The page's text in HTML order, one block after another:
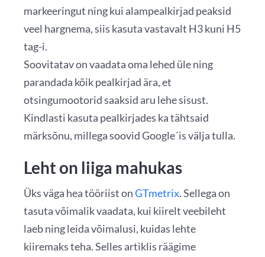
markeeringut ning kui alampealkirjad peaksid
veel hargnema, siis kasuta vastavalt H3 kuni H5
tag-i.
Soovitatav on vaadata oma lehed üle ning
parandada kõik pealkirjad ära, et
otsingumootorid saaksid aru lehe sisust.
Kindlasti kasuta pealkirjades ka tähtsaid
märksõnu, millega soovid Google´is välja tulla.
Leht on liiga mahukas
Üks väga hea tööriist onGTmetrix. Sellega on
tasuta võimalik vaadata, kui kiirelt veebileht
laeb ning leida võimalusi, kuidas lehte
kiiremaks teha. Selles artiklis räägime